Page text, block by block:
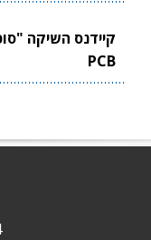
קיידנס השיקה
PCB